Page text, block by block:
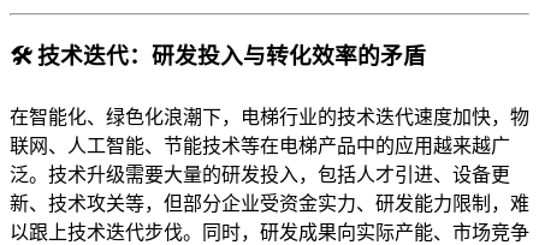
🛠️ 技术迭代：研发投入与转化效率的矛盾
在智能化、绿色化浪潮下，电梯行业的技术迭代速度加快，物
联网、人工智能、节能技术等在电梯产品中的应用越来越广
泛。技术升级需要大量的研发投入，包括人才引进、设备更
新、技术攻关等，但部分企业受资金实力、研发能力限制，难
以跟上技术迭代步伐。同时，研发成果向实际产能、市场竞争